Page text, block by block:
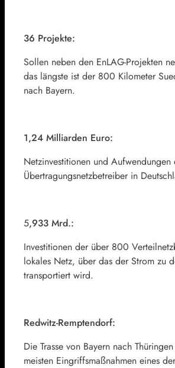
36 Projekte:
Sollen neben den EnLAG-Projekten
das längste ist der 800 Kilometer
nach Bayern.
1,24 Milliarden Euro:
Netzinvestitionen und
Übertragungsnetzbetreiber in
5,933 Mrd.:
Investitionen der über 800
lokales Netz, über das der Strom zu
transportiert wird.
Redwitz-Remptendorf:
Die Trasse von Bayern nach
meisten Eingriffsmaßnahmen eines